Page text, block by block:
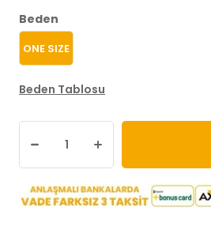
Beden
ONE SIZE
Beden Tablosu